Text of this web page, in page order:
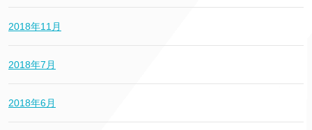
2018年11月
2018年7月
2018年6月